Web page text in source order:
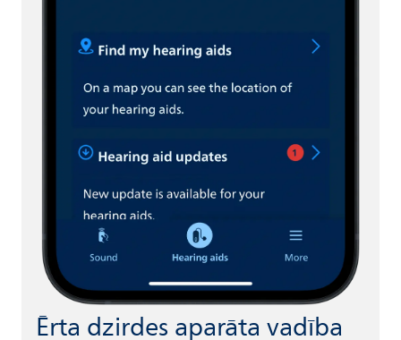
Ērta dzirdes aparāta vadība